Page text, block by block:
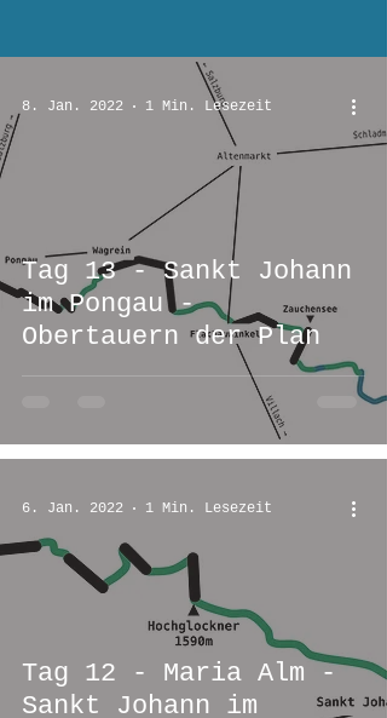
Tag 13 - Sankt Johann
im Pongau -
Obertauern der Plan
8. Jan. 2022 1 Min. Lesezeit
Tag 12 - Maria Alm -
Sankt Johann im
6. Jan. 2022 1 Min. Lesezeit